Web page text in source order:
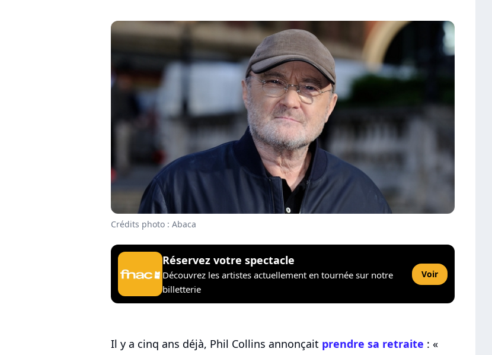
Crédits photo : Abaca
Réservez votre spectacle
Découvrez les artistes actuellement en tournée sur notre
billetterie
Voir
Il y a cinq ans déjà, Phil Collins annonçait prendre sa retraite : «